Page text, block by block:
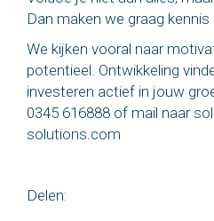
Dan maken we graag
We kijken vooral naar
potentieel. Ontwikkeling
investeren actief in jouw
0345 616888 of mail naar
solutions.com
Delen: